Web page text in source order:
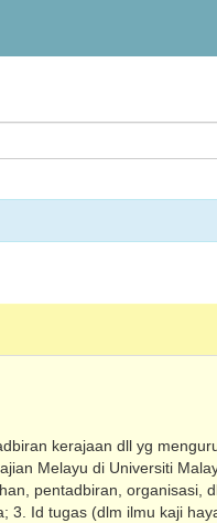
kerajaan dll yg
Melayu di Universiti
pentadbiran, organisasi,
3. Id tugas (dlm ilmu kaji